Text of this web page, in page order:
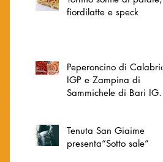
fiordilatte e speck
Peperoncino di Calabria
IGP e Zampina di
Sammichele di Bari IGP
Tenuta San Giaime
presenta“Sotto sale”